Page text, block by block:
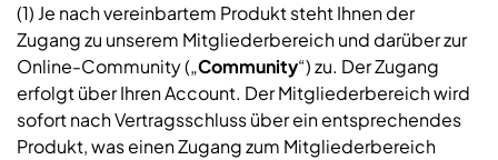
(1) Je nach vereinbartem Produkt steht Ihnen der
Zugang zu unserem Mitgliederbereich und darüber zur
Online-Community („Community“) zu. Der Zugang
erfolgt über Ihren Account. Der Mitgliederbereich wird
sofort nach Vertragsschluss über ein entsprechendes
Produkt, was einen Zugang zum Mitgliederbereich